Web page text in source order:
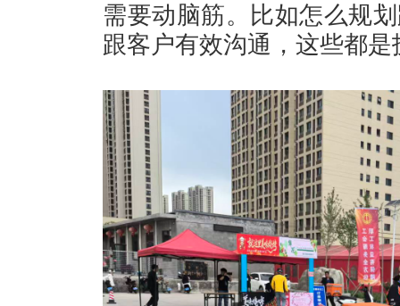
需要动脑筋。比如怎么规
跟客户有效沟通，这些都是